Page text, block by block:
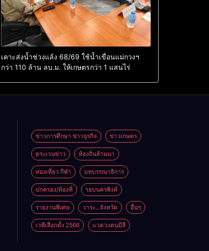
เคาะส่งน้ำช่วงแล้ง 68/69 ใช้น้ำเขื่อนแม่กวงฯ
กว่า 110 ล้าน ลบ.ม. ให้เกษตรกว่า 1 แสนไร่
ข่าวการศึกษา ข่าวธุรกิจ ข่าวเกษตร
ตระเวนข่าว ท้องถิ่นล้านนา
ท่องเที่ยว กีฬา บทบรรณาธิการ
ปกครอง/ท้องที่ รอบนครพิงค์
รายงานพิเศษ วาระ...จังหวัด อื่นๆ
เวทีเลือกตั้ง 2566 แวดวงคนมีสี